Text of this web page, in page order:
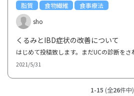
脂質 食物繊維
食事療法
sho
くるみとIBD症状の改善について
2021/5/31
1-15 (全26件中)